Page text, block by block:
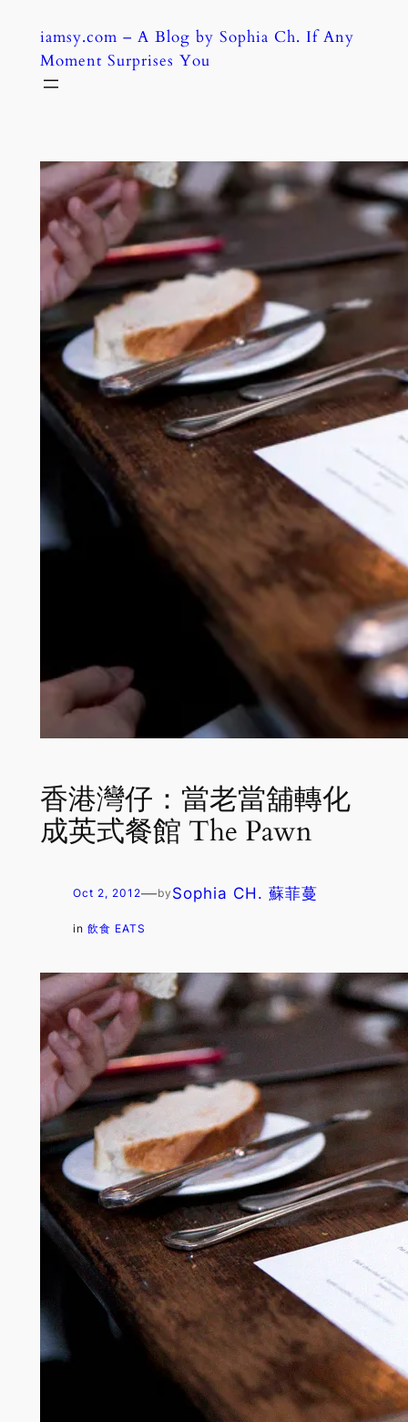
content
iamsy.com – A Blog by Sophia Ch. If Any
Moment Surprises You
香港灣仔：當老當舖轉化
成英式餐館 The Pawn
Oct 2, 2012—by Sophia CH. 蘇菲蔓
in 飲食 EATS